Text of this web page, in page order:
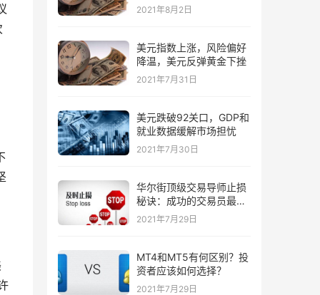
2021年8月2日
美元指数上涨，风险偏好
降温，美元反弹黄金下挫
2021年7月31日
美元跌破92关口，GDP和
就业数据缓解市场担忧
2021年7月30日
华尔街顶级交易导师止损
秘诀：成功的交易员最喜
欢的三种止损策略！
2021年7月29日
MT4和MT5有何区别？投
资者应该如何选择？
2021年7月29日